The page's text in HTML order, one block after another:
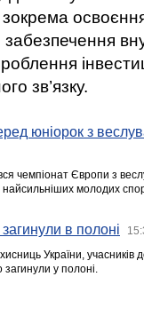
освоєння
забезпечення
зв’язку.
юніорок з
чемпіонат Європи з
найсильніших молодих
в полоні
України,
загинули у полоні.